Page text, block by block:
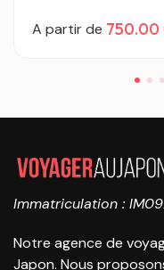
A partir de 750.00
Immatriculation :
Notre agence de
Japon. Nous